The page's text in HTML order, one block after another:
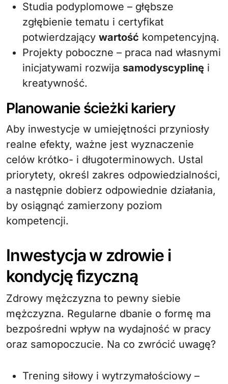
Studia podyplomowe – głębsze
zgłębienie tematu i certyfikat
potwierdzający wartość kompetencyjną.
Projekty poboczne – praca nad własnymi
inicjatywami rozwija samodyscyplinę i
kreatywność.
Planowanie ścieżki kariery
Aby inwestycje w umiejętności przyniosły
realne efekty, ważne jest wyznaczenie
celów krótko- i długoterminowych. Ustal
priorytety, określ zakres odpowiedzialności,
a następnie dobierz odpowiednie działania,
by osiągnąć zamierzony poziom
kompetencji.
Inwestycja w zdrowie i
kondycję fizyczną
Zdrowy mężczyzna to pewny siebie
mężczyzna. Regularne dbanie o formę ma
bezpośredni wpływ na wydajność w pracy
oraz samopoczucie. Na co zwrócić uwagę?
Trening siłowy i wytrzymałościowy –